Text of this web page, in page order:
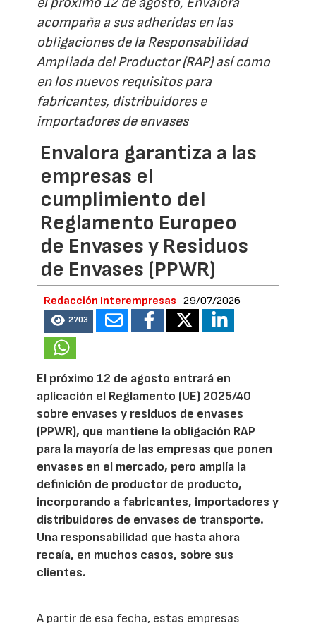
acompaña a sus adheridas en las
obligaciones de la Responsabilidad
Ampliada del Productor (RAP) así como
en los nuevos requisitos para
fabricantes, distribuidores e
importadores de envases
Envalora garantiza a las
empresas el
cumplimiento del
Reglamento Europeo
de Envases y Residuos
de Envases (PPWR)
Redacción Interempresas 29/07/2026
2703
El próximo 12 de agosto entrará en
aplicación el Reglamento (UE) 2025/40
sobre envases y residuos de envases
(PPWR), que mantiene la obligación RAP
para la mayoría de las empresas que ponen
envases en el mercado, pero amplía la
definición de productor de producto,
incorporando a fabricantes, importadores y
distribuidores de envases de transporte.
Una responsabilidad que hasta ahora
recaía, en muchos casos, sobre sus
clientes.
A partir de esa fecha, estas empresas